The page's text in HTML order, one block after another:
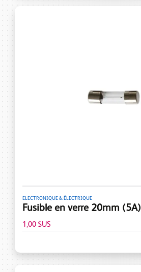
ELECTRONIQUE & ÉLECTRIQUE
Fusible en verre 20mm (5A)
1,00 $US